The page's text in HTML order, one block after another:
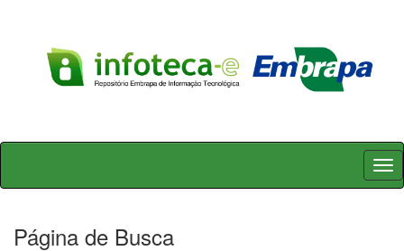
Skip
Página de Busca